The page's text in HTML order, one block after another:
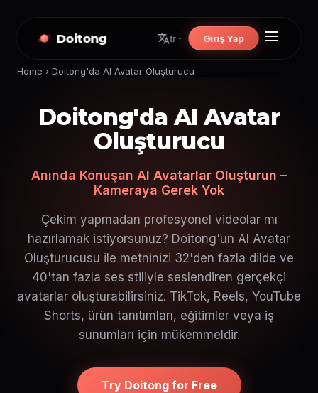
Doitong tr Giriş Yap
Home › Doitong'da AI Avatar Oluşturucu
Doitong'da AI Avatar
Oluşturucu
Anında Konuşan AI Avatarlar Oluşturun –
Kameraya Gerek Yok
Çekim yapmadan profesyonel videolar mı
hazırlamak istiyorsunuz? Doitong'un AI Avatar
Oluşturucusu ile metninizi 32'den fazla dilde ve
40'tan fazla ses stiliyle seslendiren gerçekçi
avatarlar oluşturabilirsiniz. TikTok, Reels, YouTube
Shorts, ürün tanıtımları, eğitimler veya iş
sunumları için mükemmeldir.
Try Doitong for Free